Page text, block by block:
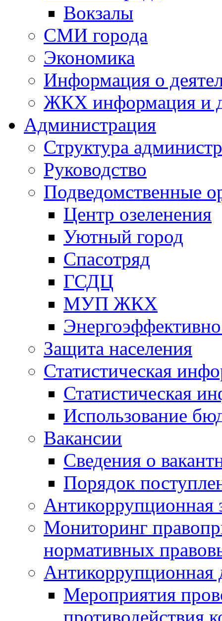
Вокзалы
СМИ города
Экономика
Информация о
ЖКХ информация и
Администрация
Структура
Руководство
Подведомственные
Центр озеленения
Уютный город
Спасотряд
ГСДЦ
МУП ЖКХ
Защита населения
Статистическая
Статистическая
Использование
Вакансии
Сведения о
Порядок
Антикоррупционная
Мониторинг
нормативных
Антикоррупционная
Мероприятия
противодействия